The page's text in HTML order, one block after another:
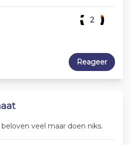
2
Reageer
veel maar doen niks.